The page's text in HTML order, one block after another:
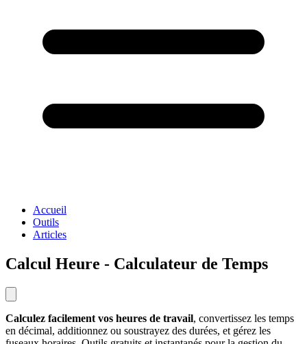
Accueil
Outils
Articles
Calcul Heure - Calculateur de Temps
Calculez facilement vos heures de travail, convertissez les temps
en décimal, additionnez ou soustrayez des durées, et gérez les